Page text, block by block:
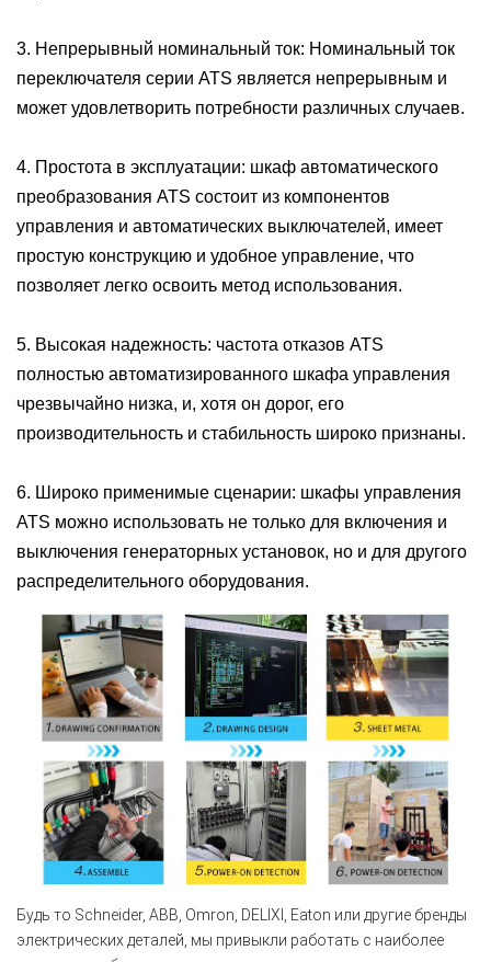
3. Непрерывный номинальный ток: Номинальный ток
переключателя серии ATS является непрерывным и
может удовлетворить потребности различных случаев.
4. Простота в эксплуатации: шкаф автоматического
преобразования ATS состоит из компонентов
управления и автоматических выключателей, имеет
простую конструкцию и удобное управление, что
позволяет легко освоить метод использования.
5. Высокая надежность: частота отказов ATS
полностью автоматизированного шкафа управления
чрезвычайно низка, и, хотя он дорог, его
производительность и стабильность широко признаны.
6. Широко применимые сценарии: шкафы управления
ATS можно использовать не только для включения и
выключения генераторных установок, но и для другого
распределительного оборудования.
Будь то Schneider, ABB, Omron, DELIXI, Eaton или другие бренды
электрических деталей, мы привыкли работать с наиболее